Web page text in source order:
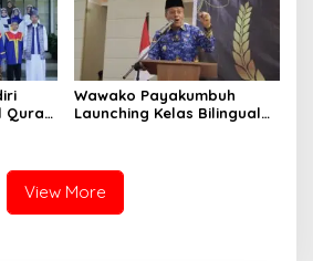
Quran
Wawako Payakumbuh
Launching Kelas Bilingual
View More